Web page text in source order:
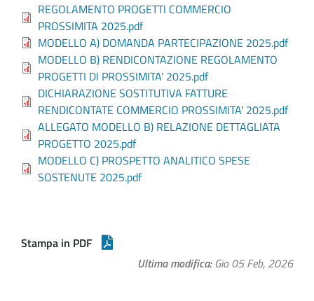
REGOLAMENTO PROGETTI COMMERCIO
PROSSIMITA 2025.pdf
MODELLO A) DOMANDA PARTECIPAZIONE 2025.pdf
MODELLO B) RENDICONTAZIONE REGOLAMENTO
PROGETTI DI PROSSIMITA' 2025.pdf
DICHIARAZIONE SOSTITUTIVA FATTURE
RENDICONTATE COMMERCIO PROSSIMITA' 2025.pdf
ALLEGATO MODELLO B) RELAZIONE DETTAGLIATA
PROGETTO 2025.pdf
MODELLO C) PROSPETTO ANALITICO SPESE
SOSTENUTE 2025.pdf
Stampa in PDF
Ultima modifica Gio 05 Feb, 2026